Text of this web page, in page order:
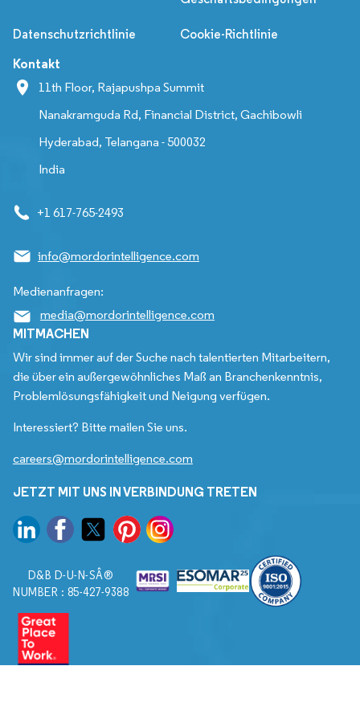
Datenschutzrichtlinie Cookie-Richtlinie
Kontakt
11th Floor, Rajapushpa Summit
Nanakramguda Rd, Financial District, Gachibowli
Hyderabad, Telangana - 500032
India
+1 617-765-2493
info@mordorintelligence.com
Medienanfragen:
media@mordorintelligence.com
MITMACHEN
Wir sind immer auf der Suche nach talentierten Mitarbeitern,
die über ein außergewöhnliches Maß an Branchenkenntnis,
Problemlösungsfähigkeit und Neigung verfügen.
Interessiert? Bitte mailen Sie uns.
careers@mordorintelligence.com
JETZT MIT UNS IN VERBINDUNG TRETEN
D&B D-U-N-SÂ®
NUMBER : 85-427-9388